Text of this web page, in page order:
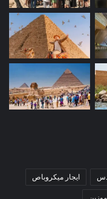
ايجار ميكروباص